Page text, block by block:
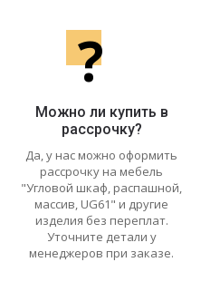
?
Можно ли купить в
рассрочку?
Да, у нас можно оформить
рассрочку на мебель
"Угловой шкаф, распашной,
массив, UG61" и другие
изделия без переплат.
Уточните детали у
менеджеров при заказе.